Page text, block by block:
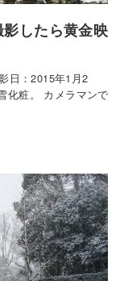
したら黄金映
日：2015年1月2
化粧。 カメラマンで